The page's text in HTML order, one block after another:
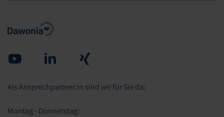
Youtube
Als Ansprechpartner:in sind wir für Sie da:
Montag - Donnerstag: